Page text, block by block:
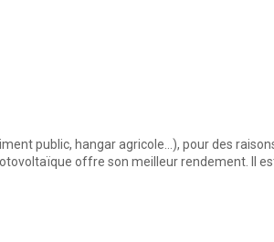
public, hangar agricole…), pour des
offre son meilleur rendement. Il